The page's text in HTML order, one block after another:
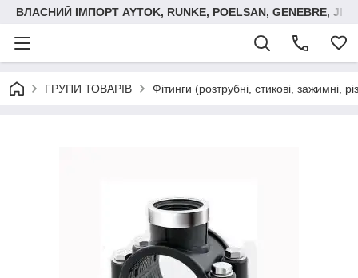
ВЛАСНИЙ ІМПОРТ AYTOK, RUNKE, POELSAN, GENEBRE,
ГРУПИ ТОВАРІВ Фітинги (розтрубні, стикові, зажимні,